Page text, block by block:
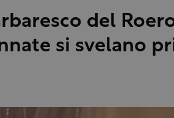
del
si svelano